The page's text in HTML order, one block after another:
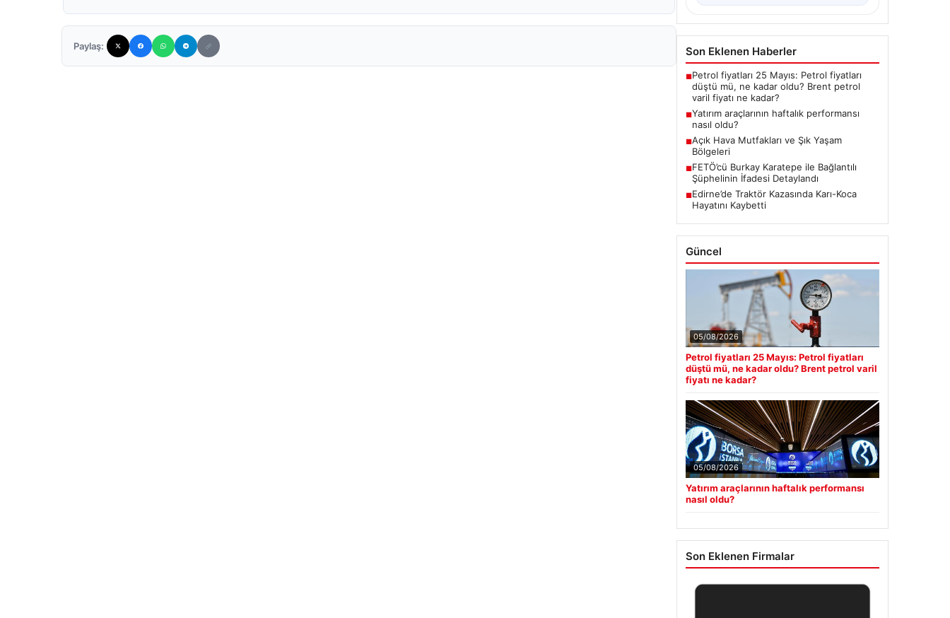
Paylaş: Son Eklenen Haberler
■Petrol fiyatları 25 Mayıs: Petrol fiyatları
düştü mü, ne kadar oldu? Brent petrol
varil fiyatı ne kadar?
■Yatırım araçlarının haftalık performansı
nasıl oldu?
■Açık Hava Mutfakları ve Şık Yaşam
Bölgeleri
■FETÖ’cü Burkay Karatepe ile Bağlantılı
Şüphelinin İfadesi Detaylandı
■Edirne’de Traktör Kazasında Karı-Koca
Hayatını Kaybetti
Güncel
05/08/2026
Petrol fiyatları 25 Mayıs: Petrol fiyatları
düştü mü, ne kadar oldu? Brent petrol varil
fiyatı ne kadar?
05/08/2026
Yatırım araçlarının haftalık performansı
nasıl oldu?
Son Eklenen Firmalar